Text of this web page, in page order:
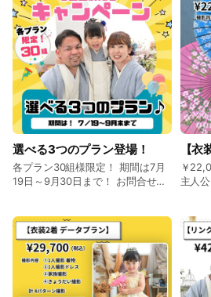
選べる3つのプラン登場！
各プラン30組様限定！ 期間は7月
19日～9月30日まで！ お問合せご
【
￥
主人公
全カ